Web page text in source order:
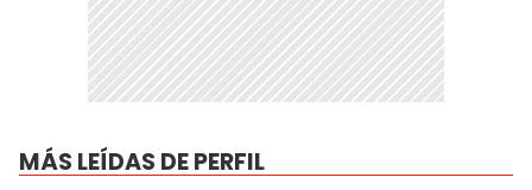
MÁS LEÍDAS DE PERFIL